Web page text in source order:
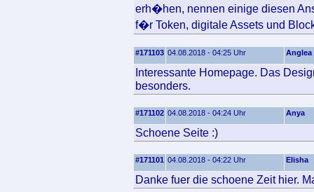
erh�hen, nennen einige diesen
f�r Token, digitale Assets und
#171103 04.08.2018 - 04:25 Uhr Anglea
Interessante Homepage. Das
besonders.
#171102 04.08.2018 - 04:24 Uhr Anya
Schoene Seite :)
#171101 04.08.2018 - 04:22 Uhr Elisha
Danke fuer die schoene Zeit hier.